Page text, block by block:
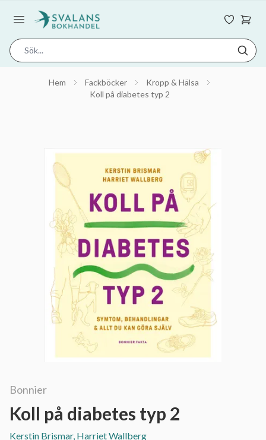
Hem Fackböcker
Kropp & Hälsa
Koll på diabetes typ 2
Bonnier
Koll på diabetes typ 2
Kerstin Brismar, Harriet Wallberg